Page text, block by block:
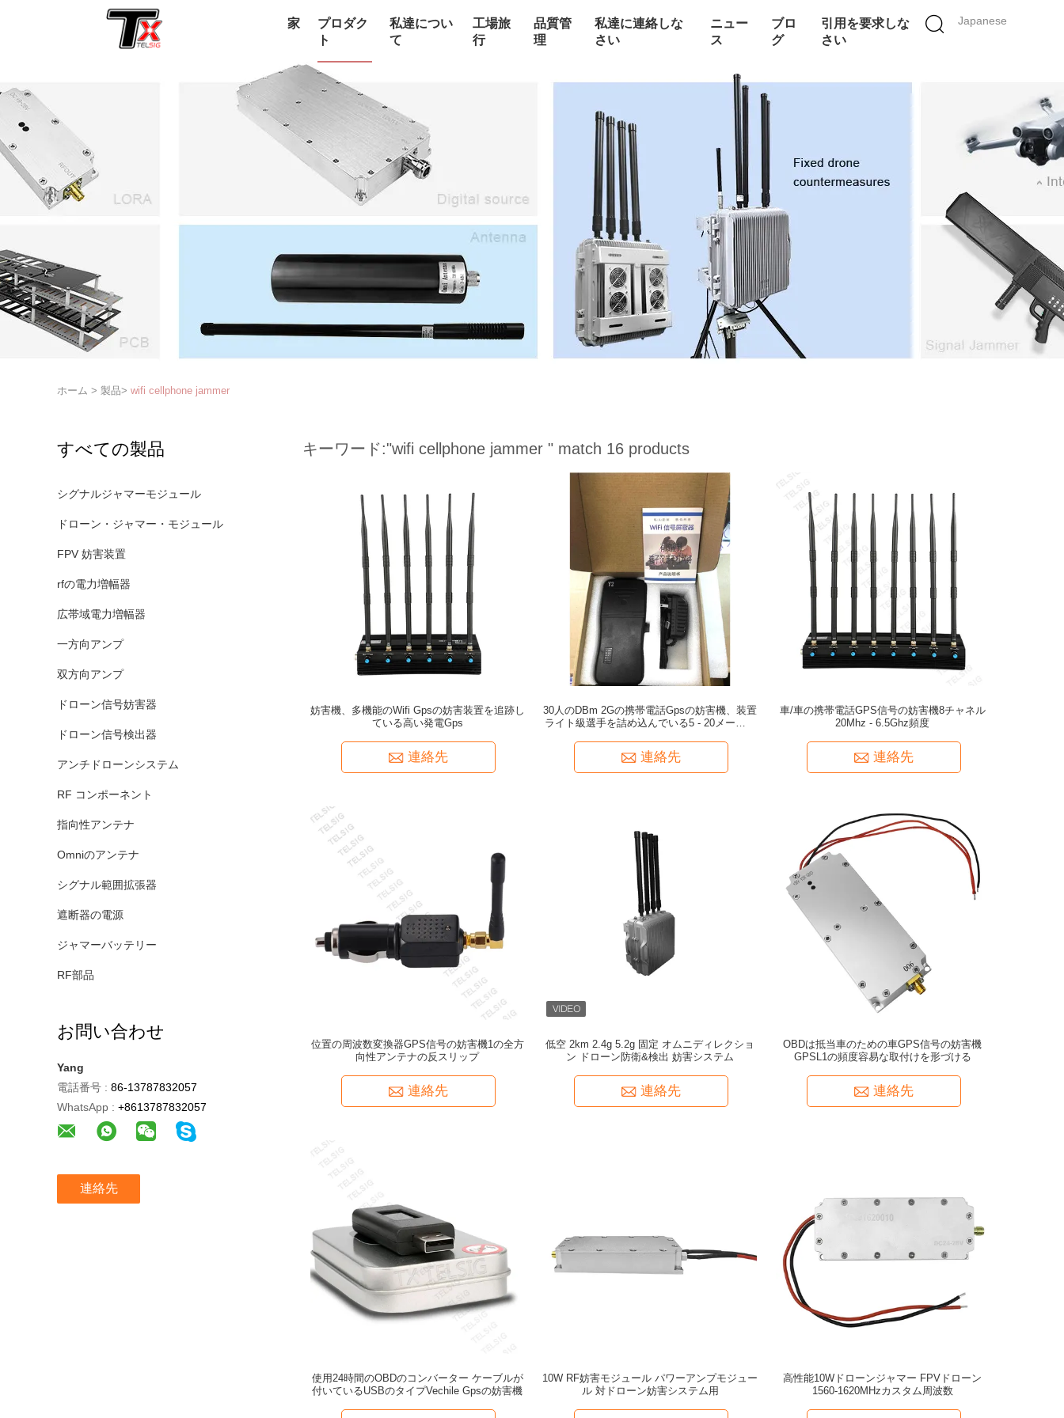
Japanese
家
プロダク
ト
私達につい
て
工場旅
行
品質管
理
私達に連絡しな
さい
ニュー
ス
ブロ
グ
引用を要求しな
さい
ホーム > 製品> wifi cellphone jammer
すべての製品
シグナルジャマーモジュール
ドローン・ジャマー・モジュール
FPV 妨害装置
rfの電力増幅器
広帯域電力増幅器
一方向アンプ
双方向アンプ
ドローン信号妨害器
ドローン信号検出器
アンチドローンシステム
RF コンポーネント
指向性アンテナ
Omniのアンテナ
シグナル範囲拡張器
遮断器の電源
ジャマーバッテリー
RF部品
お問い合わせ
Yang
電話番号 : 86-13787832057
WhatsApp : +8613787832057
連絡先
キーワード:"wifi cellphone jammer " match 16 products
妨害機、多機能のWifi Gpsの妨害装置を追跡し
ている高い発電Gps
連絡先
30人のDBm 2Gの携帯電話Gpsの妨害機、装置
ライト級選手を詰め込んでいる5 - 20メートル
連絡先
車/車の携帯電話GPS信号の妨害機8チャネル
20Mhz - 6.5Ghz頻度
連絡先
位置の周波数変換器GPS信号の妨害機1の全方
向性アンテナの反スリップ
連絡先
低空 2km 2.4g 5.2g 固定 オムニディレクショ
ン ドローン防衛&検出 妨害システム
連絡先
OBDは抵当車のための車GPS信号の妨害機
GPSL1の頻度容易な取付けを形づける
連絡先
使用24時間のOBDのコンバーター ケーブルが
付いているUSBのタイプVechile Gpsの妨害機
10W RF妨害モジュール パワーアンプモジュー
ル 対ドローン妨害システム用
高性能10Wドローンジャマー FPVドローン
1560-1620MHzカスタム周波数